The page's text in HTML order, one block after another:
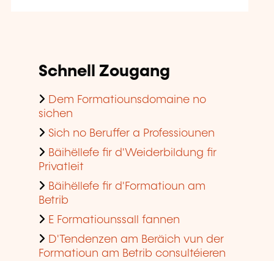
Schnell Zougang
Dem Formatiounsdomaine no
sichen
Sich no Beruffer a Professiounen
Bäihëllefe fir d'Weiderbildung fir
Privatleit
Bäihëllefe fir d'Formatioun am
Betrib
E Formatiounssall fannen
D'Tendenzen am Beräich vun der
Formatioun am Betrib consultéieren